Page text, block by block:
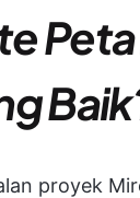
Peta
proyek